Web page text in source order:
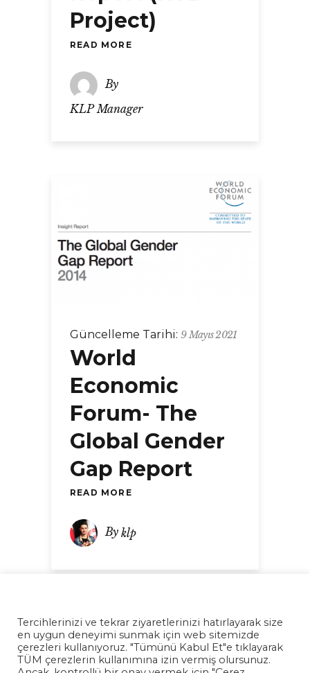
Project)
READ MORE
By
KLP Manager
Güncelleme Tarihi: 9 Mayıs 2021
World
Economic
Forum- The
Global Gender
Gap Report
READ MORE
By klp
Tercihlerinizi ve tekrar ziyaretlerinizi hatırlayarak size
en uygun deneyimi sunmak için web sitemizde
çerezleri kullanıyoruz. "Tümünü Kabul Et"e tıklayarak
TÜM çerezlerin kullanımına izin vermiş olursunuz.